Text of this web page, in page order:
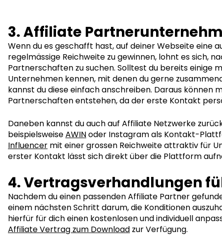
3. Affiliate
Wenn du es geschafft hast, auf deiner Webseite eine
regelmässige Reichweite zu gewinnen, lohnt es sich,
Partnerschaften zu suchen. Solltest du bereits einige
Unternehmen kennen, mit denen du gerne
kannst du diese einfach anschreiben. Daraus können
Partnerschaften entstehen, da der erste Kontakt
Daneben kannst du auch auf Affiliate Netzwerke
beispielsweiseAWINoder Instagram als Kontakt-
Influencer mit einer grossen Reichweite attraktiv für
erster Kontakt lässt sich direkt über die Plattform
4. Vertragsverhandlungen
Nachdem du einen passenden Affiliate Partner
einem nächsten Schritt darum, die Konditionen
hierfür für dich einen kostenlosen und individuell
Affiliate Vertrag zum Download zur Verfügung.